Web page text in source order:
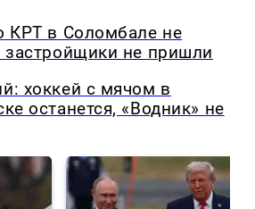
КРТ в Соломбале не
застройщики не пришли
хоккей с мячом в
останется, «Водник» не